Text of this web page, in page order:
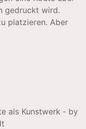
gedruckt wird.
platzieren. Aber
als Kunstwerk ‐ by